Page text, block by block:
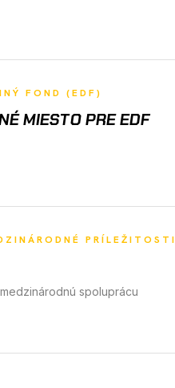
FOND (EDF)
MIESTO PRE EDF
PRÍLEŽITOSTI
spoluprácu